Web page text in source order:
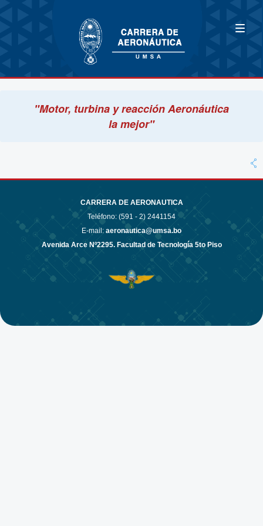
"Motor, turbina y reacción Aeronáutica
la mejor"
CARRERA DE AERONAUTICA
Teléfono: (591 - 2) 2441154
E-mail: aeronautica@umsa.bo
Avenida Arce Nº2295. Facultad de Tecnología 5to Piso